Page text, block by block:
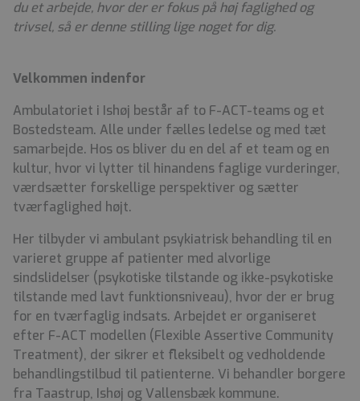
du et arbejde, hvor der er fokus på høj faglighed og
trivsel, så er denne stilling lige noget for dig.
Velkommen indenfor
Ambulatoriet i Ishøj består af to F-ACT-teams og et
Bostedsteam. Alle under fælles ledelse og med tæt
samarbejde. Hos os bliver du en del af et team og en
kultur, hvor vi lytter til hinandens faglige vurderinger,
værdsætter forskellige perspektiver og sætter
tværfaglighed højt.
Her tilbyder vi ambulant psykiatrisk behandling til en
varieret gruppe af patienter med alvorlige
sindslidelser (psykotiske tilstande og ikke-psykotiske
tilstande med lavt funktionsniveau), hvor der er brug
for en tværfaglig indsats. Arbejdet er organiseret
efter F-ACT modellen (Flexible Assertive Community
Treatment), der sikrer et fleksibelt og vedholdende
behandlingstilbud til patienterne. Vi behandler borgere
fra Taastrup, Ishøj og Vallensbæk kommune.